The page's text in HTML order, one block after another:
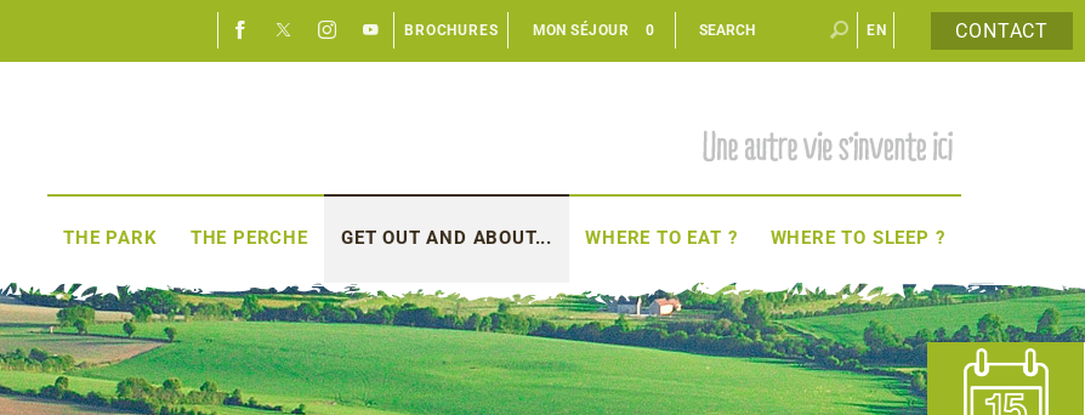
CONTACT
EN
FR
MON SÉJOUR 0
BROCHURES
THE PARK THE PERCHE GET OUT AND ABOUT... WHERE TO EAT ? WHERE TO SLEEP ?